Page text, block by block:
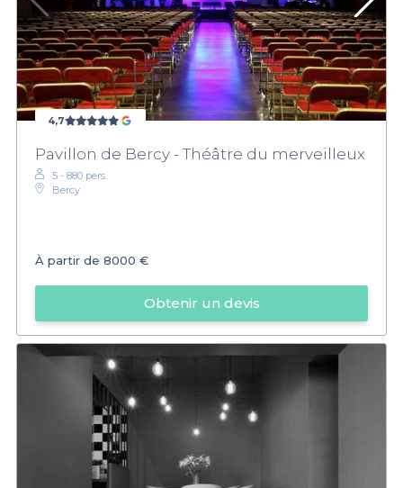
4,7
Pavillon de Bercy - Théâtre du merveilleux
5 - 880 pers.
Bercy
À partir de 8000 €
Obtenir un devis